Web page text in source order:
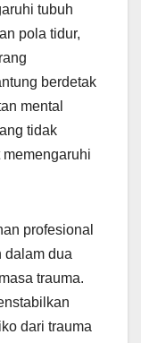
tubuh
pola tidur,
berdetak
mental
tidak
profesional
dalam dua
trauma.
dari trauma